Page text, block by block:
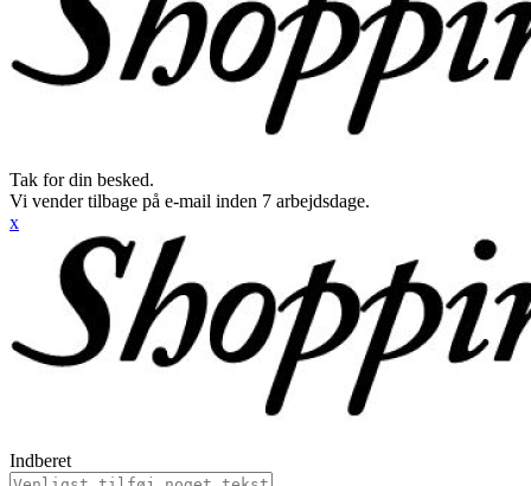
Tak for din besked.
Vi vender tilbage på e-mail inden 7 arbejdsdage.
x
Indberet